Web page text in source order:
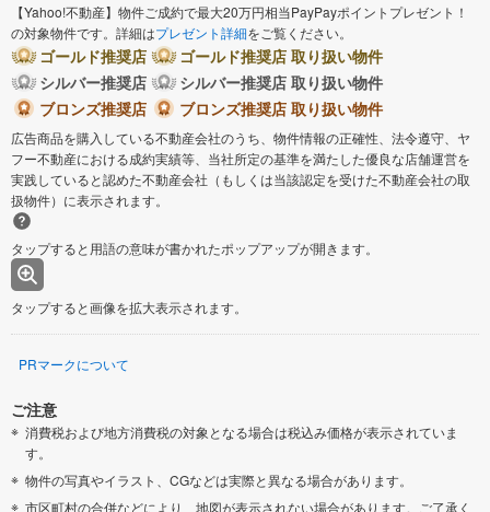
【Yahoo!不動産】物件ご成約で最大20万円相当PayPayポイントプレゼント！
の対象物件です。詳細はプレゼント詳細をご覧ください。
ゴールド推奨店
ゴールド推奨店 取り扱い物件
シルバー推奨店
シルバー推奨店 取り扱い物件
ブロンズ推奨店
ブロンズ推奨店 取り扱い物件
広告商品を購入している不動産会社のうち、物件情報の正確性、法令遵守、ヤ
フー不動産における成約実績等、当社所定の基準を満たした優良な店舗運営を
実践していると認めた不動産会社（もしくは当該認定を受けた不動産会社の取
扱物件）に表示されます。
タップすると用語の意味が書かれたポップアップが開きます。
タップすると画像を拡大表示されます。
PRマークについて
ご注意
消費税および地方消費税の対象となる場合は税込み価格が表示されていま
す。
物件の写真やイラスト、CGなどは実際と異なる場合があります。
市区町村の合併などにより、地図が表示されない場合があります。ご了承く